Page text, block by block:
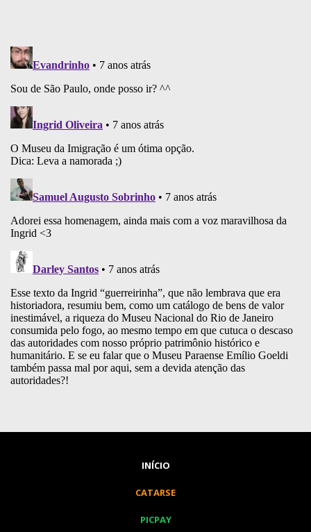
INÍCIO
CATARSE
PICPAY